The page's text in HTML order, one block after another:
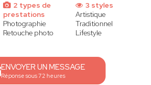
2 types de
prestations
Photographie
Retouche photo
3 styles
Artistique
Traditionnel
Lifestyle
ENVOYER UN MESSAGE
Réponse sous 72 heures